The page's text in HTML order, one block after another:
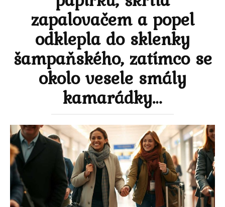
zapalovačem a popel
odklepla do sklenky
šampaňského, zatímco se
okolo vesele smály
kamarádky…